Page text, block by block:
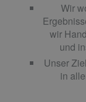
Wir
wir
und
Unser
in